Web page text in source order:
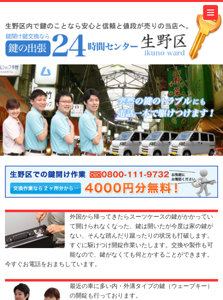
外国から帰ってきたらスーツケースの鍵がかかってい
て開けられなくなった、鍵は開いたが今度は家の鍵が
ない、そんな踏んだり蹴ったりの状況も打破します。
すぐに駆けつけ開錠作業いたします。交換や製作も可
能なので、鍵がなくても何とかすることができます。
今すぐお電話をおまちしています。
最近の車に多い内・外溝タイプの鍵（ウェーブキー）
の開錠も行っております。